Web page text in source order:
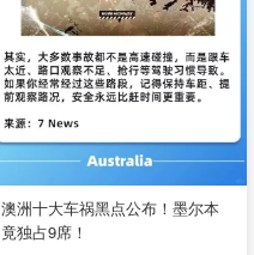
澳洲十大车祸黑点公布！墨尔本
竟独占9席！